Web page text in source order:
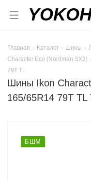
Главная - Каталог - Шины -
Character Eco (Nordman SX3)
79T TL
Шины Ikon
165/65R14 79T TL
БШМ